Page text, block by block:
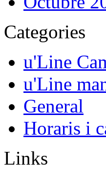
Categories
u'Line
u'Line
General
Horaris i
Links